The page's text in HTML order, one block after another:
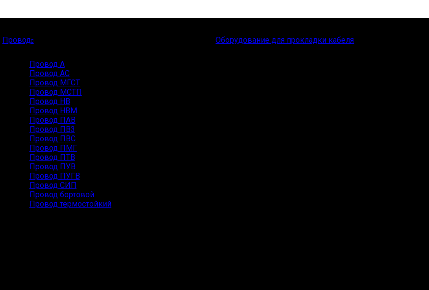
Провод
Провод А
Провод АС
Провод МГСТ
Провод МСТП
Провод НВ
Провод НВМ
Провод ПАВ
Провод ПВ3
Провод ПВС
Провод ПМГ
Провод ПТВ
Провод ПУВ
Провод ПУГВ
Провод СИП
Провод бортовой
Провод термостойкий
Оборудование для прокладки кабеля